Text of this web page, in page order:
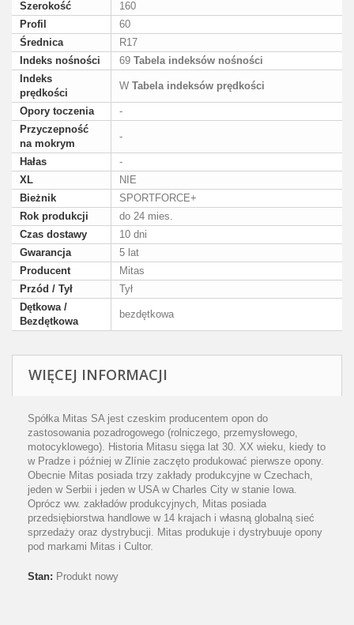
Szerokość
160
Profil
60
Średnica
R17
Indeks nośności
69 Tabela indeksów nośności
Indeks
prędkości
W Tabela indeksów prędkości
Opory toczenia
-
Przyczepność
na mokrym
-
Hałas
-
XL
NIE
Bieżnik
SPORTFORCE+
Rok produkcji
do 24 mies.
Czas dostawy
10 dni
Gwarancja
5 lat
Producent
Mitas
Przód / Tył
Tył
Dętkowa /
Bezdętkowa
bezdętkowa
WIĘCEJ INFORMACJI
Spółka Mitas SA jest czeskim producentem opon do
zastosowania pozadrogowego (rolniczego, przemysłowego,
motocyklowego). Historia Mitasu sięga lat 30. XX wieku, kiedy to
w Pradze i później w Zlínie zaczęto produkować pierwsze opony.
Obecnie Mitas posiada trzy zakłady produkcyjne w Czechach,
jeden w Serbii i jeden w USA w Charles City w stanie Iowa.
Oprócz ww. zakładów produkcyjnych, Mitas posiada
przedsiębiorstwa handlowe w 14 krajach i własną globalną sieć
sprzedaży oraz dystrybucji. Mitas produkuje i dystrybuuje opony
pod markami Mitas i Cultor.
Stan: Produkt nowy